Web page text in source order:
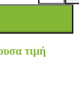
τιμή